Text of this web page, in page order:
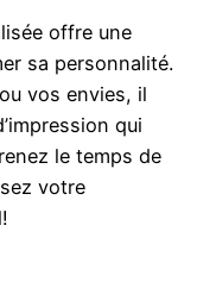
offre une
sa personnalité.
vos envies, il
qui
le temps de
votre